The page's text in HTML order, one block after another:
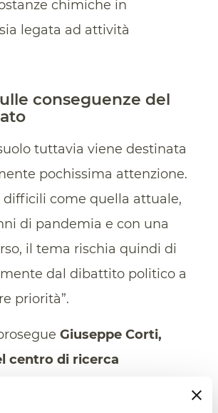
chimiche in
legata ad attività
conseguenze del
tuttavia viene destinata
pochissima attenzione.
difficili come quella attuale,
di pandemia e con una
il tema rischia quindi di
dal dibattito politico a
priorità”.
Giuseppe Corti,
centro di ricerca
Ambiente del CREA